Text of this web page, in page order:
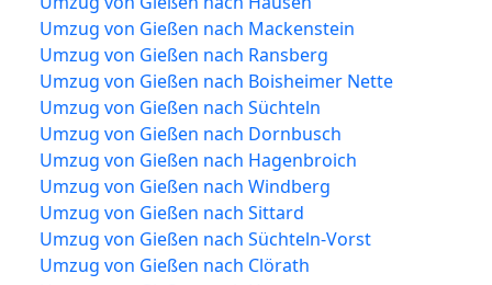
Umzug von Gießen nach Mackenstein
Umzug von Gießen nach Ransberg
Umzug von Gießen nach Boisheimer Nette
Umzug von Gießen nach Süchteln
Umzug von Gießen nach Dornbusch
Umzug von Gießen nach Hagenbroich
Umzug von Gießen nach Windberg
Umzug von Gießen nach Sittard
Umzug von Gießen nach Süchteln-Vorst
Umzug von Gießen nach Clörath